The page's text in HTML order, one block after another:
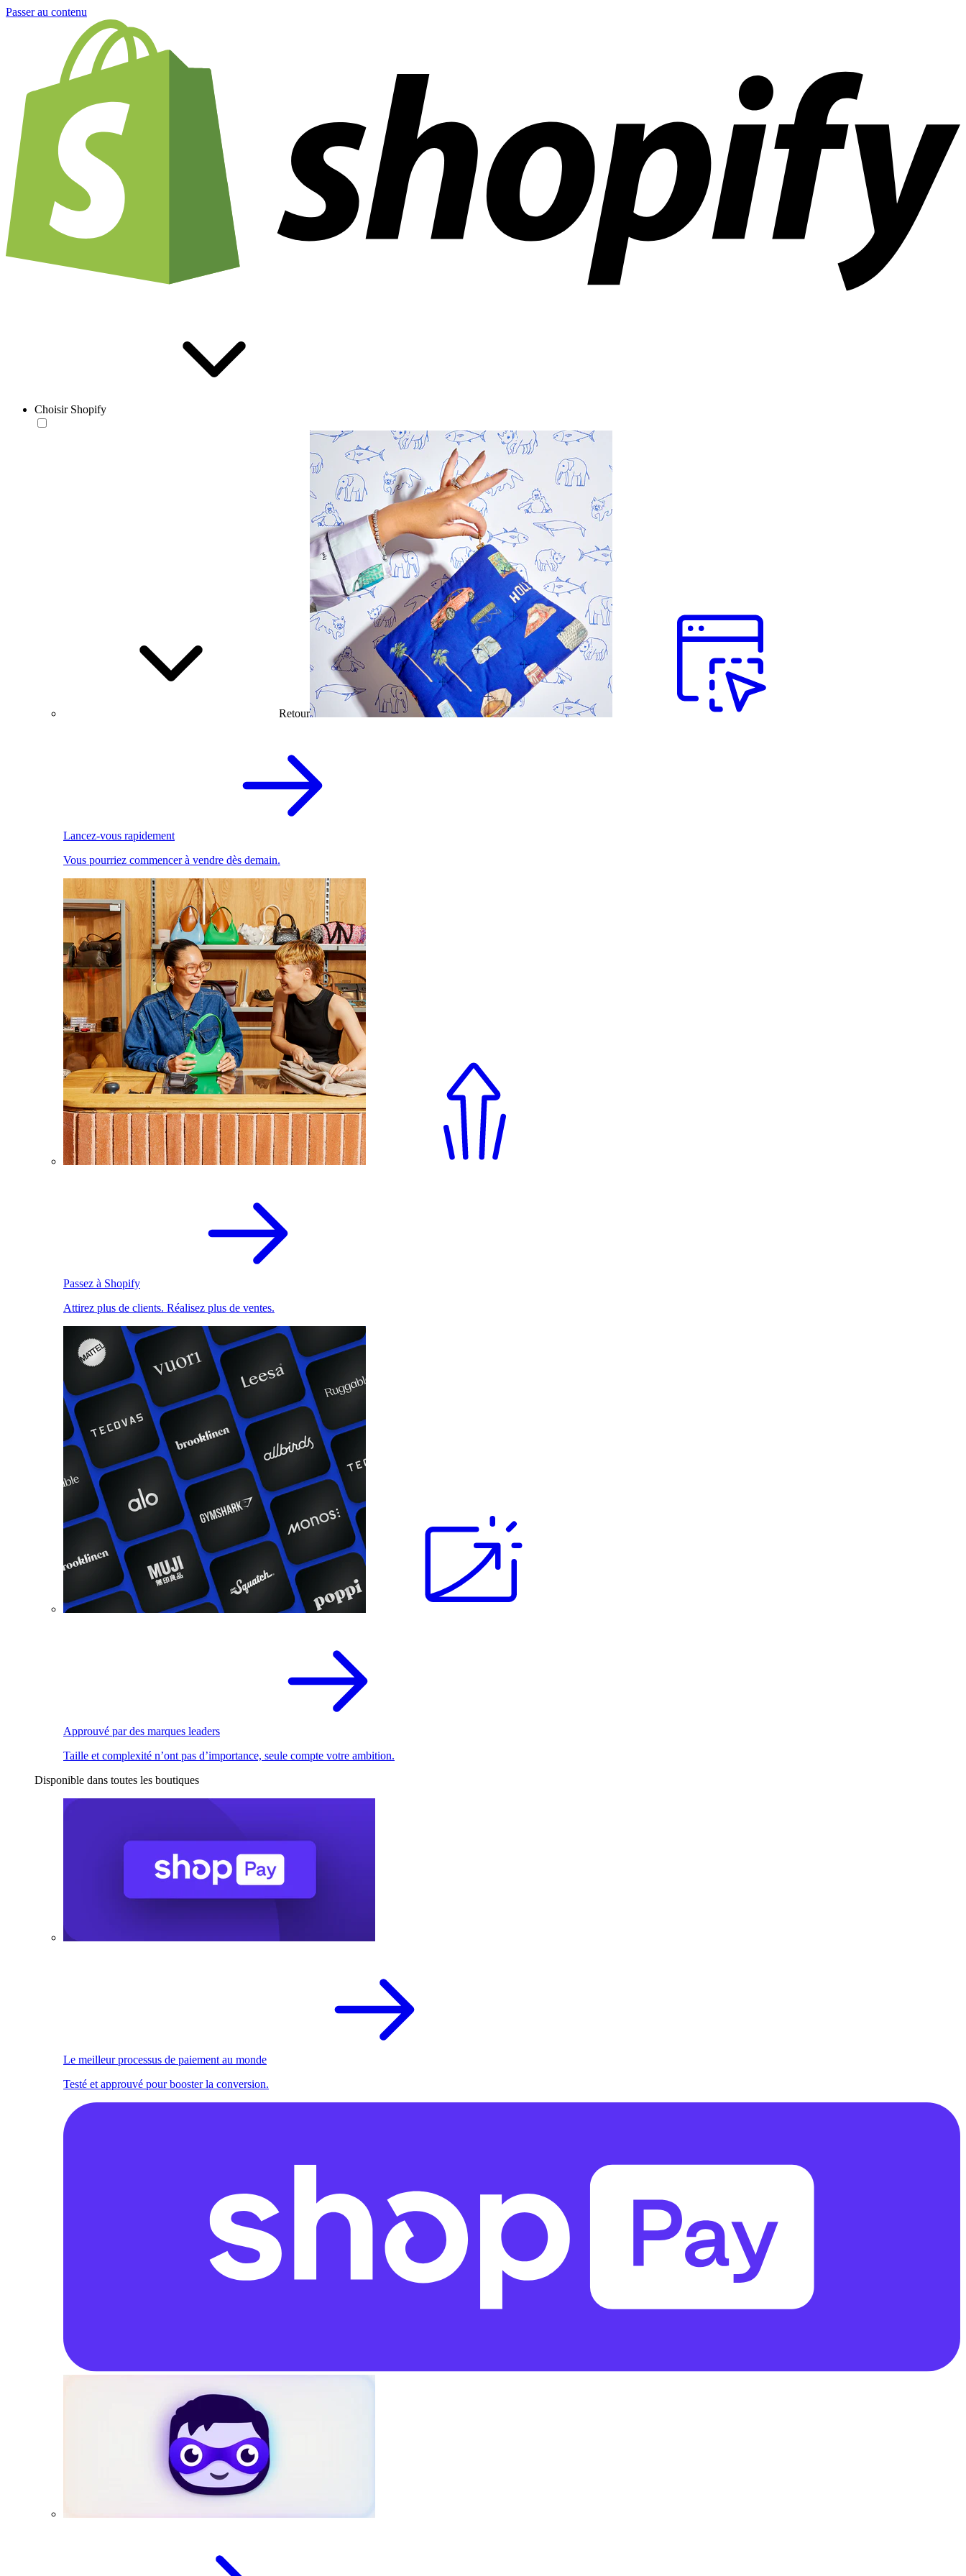
Passer au contenu
Choisir Shopify
Retour
Lancez-vous rapidement
Vous pourriez commencer à vendre dès demain.
Passez à Shopify
Attirez plus de clients. Réalisez plus de ventes.
Approuvé par des marques leaders
Taille et complexité n’ont pas d’importance, seule compte votre ambition.
Disponible dans toutes les boutiques
Le meilleur processus de paiement au monde
Testé et approuvé pour booster la conversion.